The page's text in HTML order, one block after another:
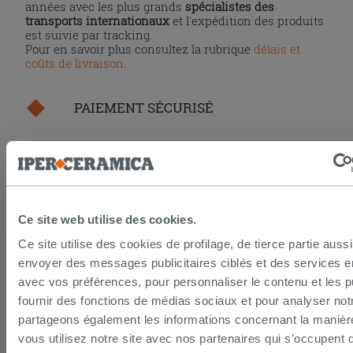
Ce site web utilise des cookies.
Ce site utilise des cookies de profilage, de tierce partie
envoyer des messages publicitaires ciblés et des services
avec vos préférences, pour personnaliser le contenu et les
fournir des fonctions de médias sociaux et pour analyser
partageons également les informations concernant la
vous utilisez notre site avec nos partenaires qui s’occupent
années avec les plus grands spécialistes des
transports internationaux et l'expédition des produits
est suivie par tracking.
Pour en savoir plus consultez la rubriquedélais et
coûts de livraison
PAIEMENT SÉCURISÉ
La procédure de paiement en ligne est sécurisée
DROIT DE RÉTRACTATION
Seulement pour les achats en ligne la loi prévoit un
droit de rétractation de 14 jours calendaires.
Pour en savoir plus consultez la page dudroit de